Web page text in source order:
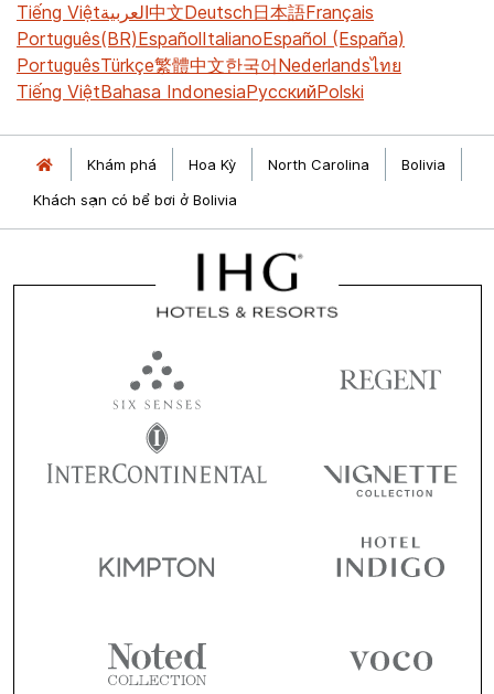
Tiếng Việtالعربية中文Deutsch日本語Français
Português(BR)EspañolItalianoEspañol (España)
PortuguêsTürkçe繁體中文한국어Nederlandsไทย
Tiếng ViệtBahasa IndonesiaРусскийPolski
Khám phá Hoa Kỳ North Carolina
Bolivia
Khách sạn có bể bơi ở Bolivia